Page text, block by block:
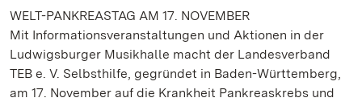
WELT-PANKREASTAG AM 17. NOVEMBER
Mit Informationsveranstaltungen und Aktionen in der
Ludwigsburger Musikhalle macht der Landesverband
TEB e. V. Selbsthilfe, gegründet in Baden-Württemberg,
am 17. November auf die Krankheit Pankreaskrebs und